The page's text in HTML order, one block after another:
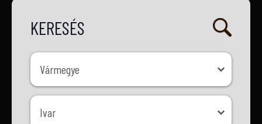
KERESÉS
Vármegye
Vármegye
Ivar
Ivar